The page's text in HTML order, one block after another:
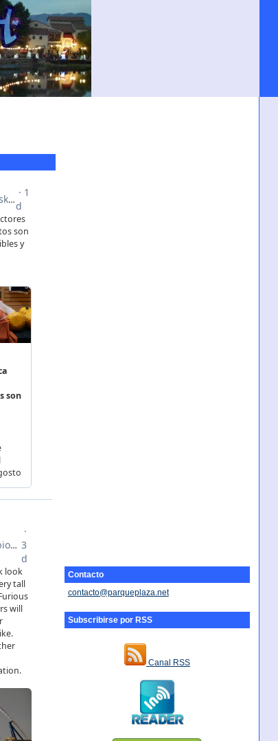
Contacto
contacto@parqueplaza.net
Subscribirse por RSS
Canal RSS